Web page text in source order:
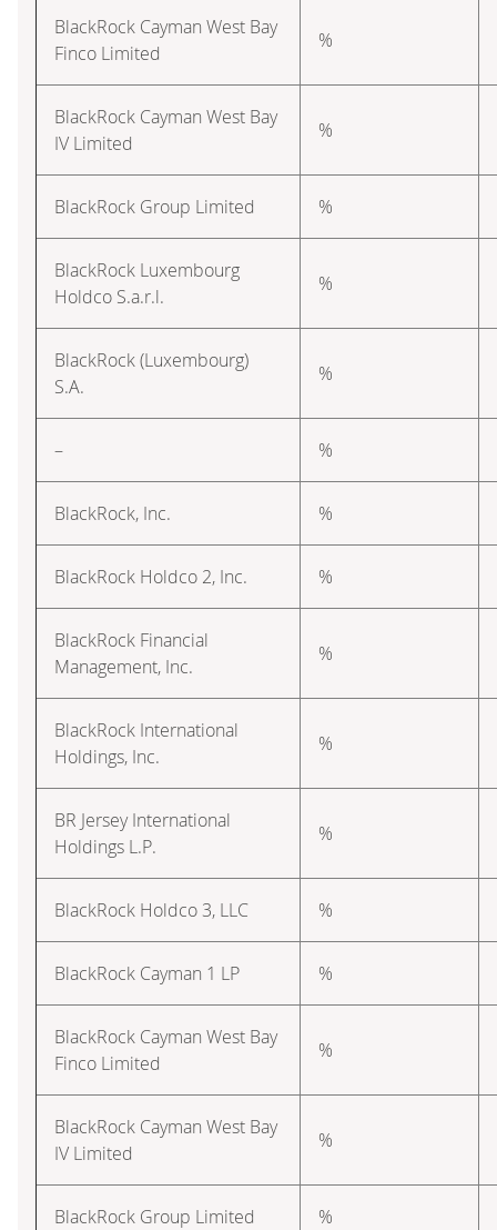
BlackRock Cayman West Bay
Finco Limited
%
BlackRock Cayman West Bay
IV Limited
%
BlackRock Group Limited %
BlackRock Luxembourg
Holdco S.a.r.l.
%
BlackRock (Luxembourg)
S.A.
%
– %
BlackRock, Inc. %
BlackRock Holdco 2, Inc. %
BlackRock Financial
Management, Inc.
%
BlackRock International
Holdings, Inc.
%
BR Jersey International
Holdings L.P.
%
BlackRock Holdco 3, LLC %
BlackRock Cayman 1 LP %
BlackRock Cayman West Bay
Finco Limited
%
BlackRock Cayman West Bay
IV Limited
%
BlackRock Group Limited %